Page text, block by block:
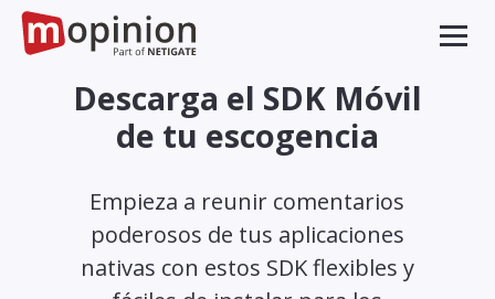
Descarga el SDK Móvil
de tu escogencia
Empieza a reunir comentarios
poderosos de tus aplicaciones
nativas con estos SDK flexibles y